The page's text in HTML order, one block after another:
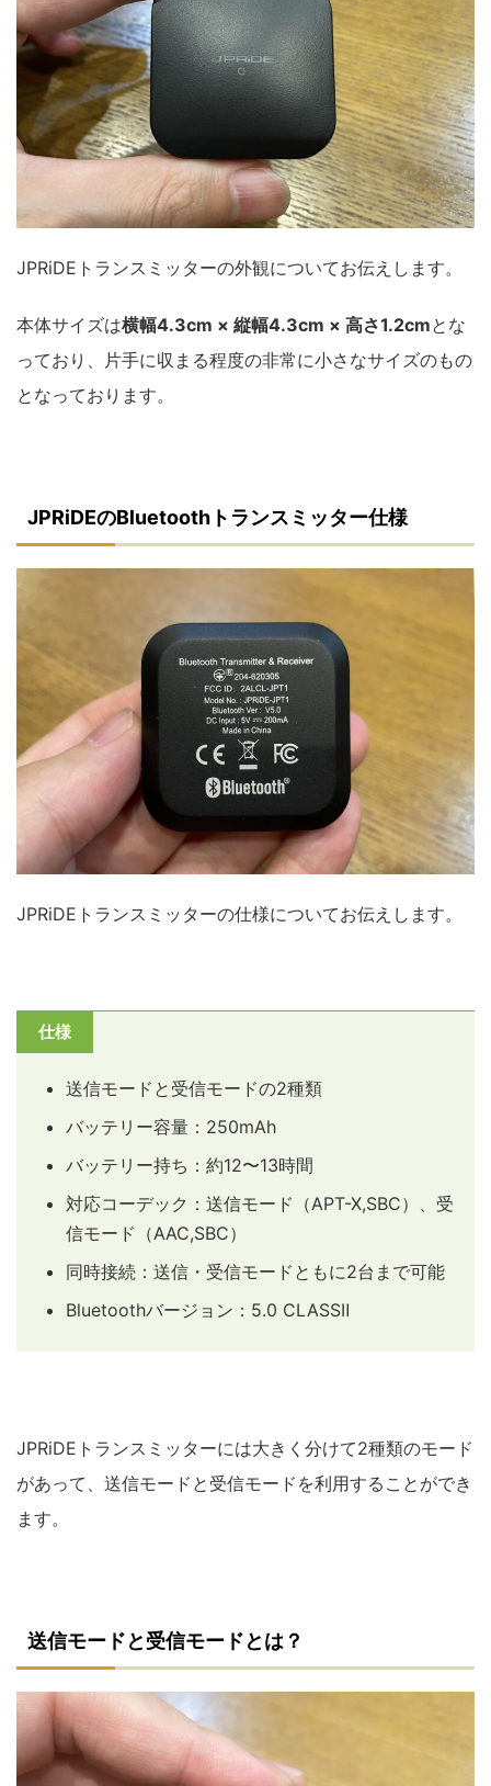
JPRiDEトランスミッターの外観についてお伝えします。
本体サイズは横幅4.3cm × 縦幅4.3cm × 高さ1.2cmとな
っており、片手に収まる程度の非常に小さなサイズのもの
となっております。
JPRiDEのBluetoothトランスミッター仕様
JPRiDEトランスミッターの仕様についてお伝えします。
仕様
送信モードと受信モードの2種類
バッテリー容量：250mAh
バッテリー持ち：約12〜13時間
対応コーデック：送信モード（APT-X,SBC）、受
信モード（AAC,SBC）
同時接続：送信・受信モードともに2台まで可能
Bluetoothバージョン：5.0 CLASSⅡ
JPRiDEトランスミッターには大きく分けて2種類のモード
があって、送信モードと受信モードを利用することができ
ます。
送信モードと受信モードとは？